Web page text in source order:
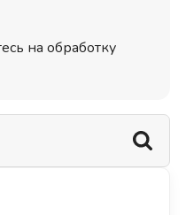
на обработку